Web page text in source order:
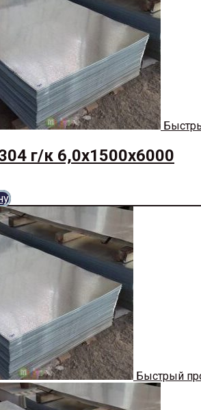
г/к 6,0х1500х6000
Быстрый